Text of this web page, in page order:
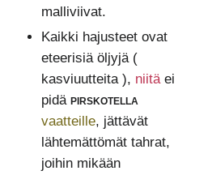
malliviivat.
Kaikki hajusteet ovat
eteerisiä öljyjä (
kasviuutteita ), niitäei
pidä pirskotella
vaatteille, jättävät
lähtemättömät tahrat,
joihin mikään